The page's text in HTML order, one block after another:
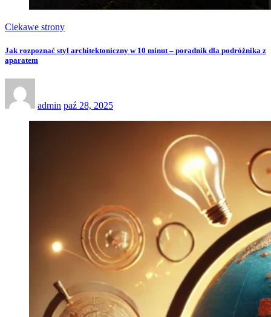
Ciekawe strony
Jak rozpoznać styl architektoniczny w 10 minut – poradnik dla podróżnika z
aparatem
admin paź 28, 2025